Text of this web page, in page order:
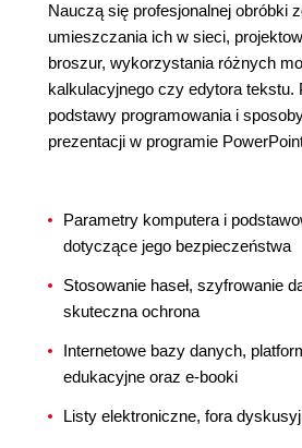
Nauczą się profesjonalnej obróbki
umieszczania ich w sieci,
broszur, wykorzystania różnych
kalkulacyjnego czy edytora tekstu.
podstawy programowania i
prezentacji w programie
Parametry komputera i
dotyczące jego bezpieczeństwa
Stosowanie haseł, szyfrowanie
skuteczna ochrona
Internetowe bazy danych,
edukacyjne oraz e-booki
Listy elektroniczne, fora